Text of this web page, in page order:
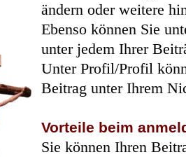
ändern oder weitere
Ebenso können Sie
unter jedem Ihrer
Unter Profil/Profil
Beitrag unter Ihrem
Vorteile beim
Sie können Ihren